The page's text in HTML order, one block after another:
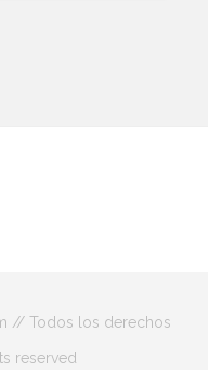
// Todos los derechos
reserved